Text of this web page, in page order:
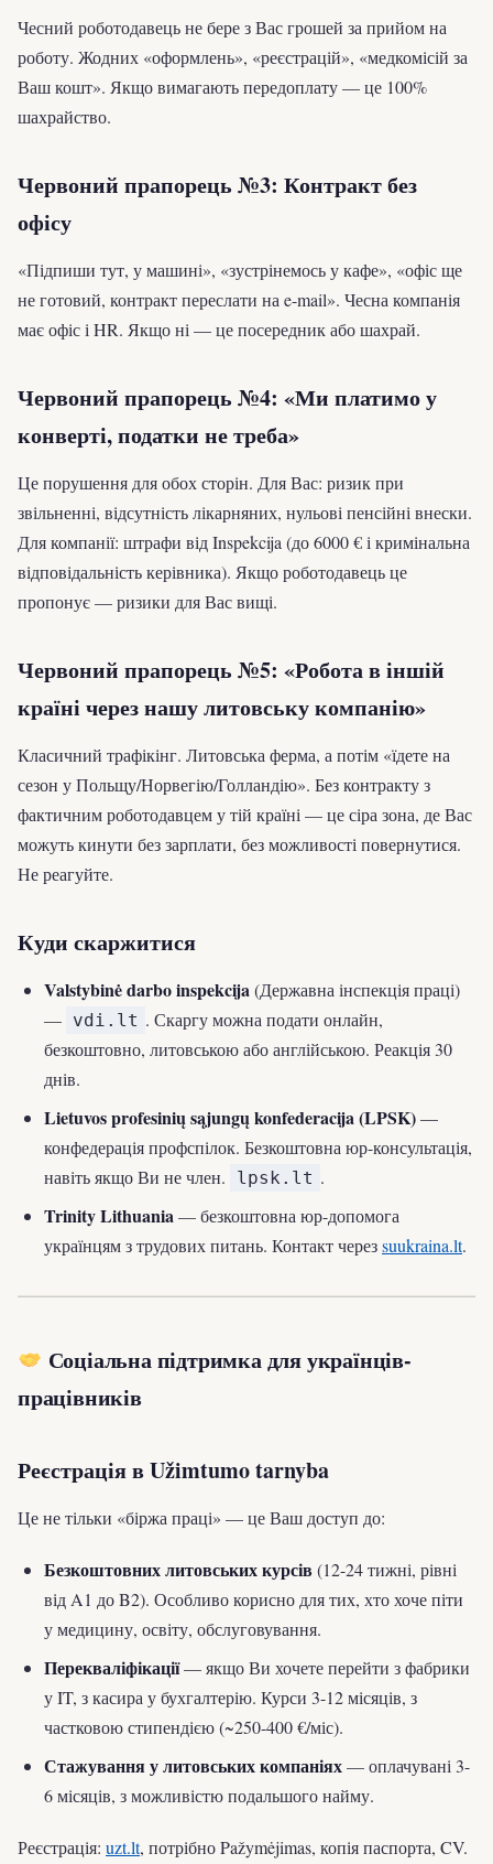
Чесний роботодавець не бере з Вас грошей за прийом на
роботу. Жодних «оформлень», «реєстрацій», «медкомісій за
Ваш кошт». Якщо вимагають передоплату — це 100%
шахрайство.
Червоний прапорець №3: Контракт без
офісу
«Підпиши тут, у машині», «зустрінемось у кафе», «офіс ще
не готовий, контракт переслати на e-mail». Чесна компанія
має офіс і HR. Якщо ні — це посередник або шахрай.
Червоний прапорець №4: «Ми платимо у
конверті, податки не треба»
Це порушення для обох сторін. Для Вас: ризик при
звільненні, відсутність лікарняних, нульові пенсійні внески.
Для компанії: штрафи від Inspekcija (до 6000 € і кримінальна
відповідальність керівника). Якщо роботодавець це
пропонує — ризики для Вас вищі.
Червоний прапорець №5: «Робота в іншій
країні через нашу литовську компанію»
Класичний трафікінг. Литовська ферма, а потім «їдете на
сезон у Польщу/Норвегію/Голландію». Без контракту з
фактичним роботодавцем у тій країні — це сіра зона, де Вас
можуть кинути без зарплати, без можливості повернутися.
Не реагуйте.
Куди скаржитися
Valstybinė darbo inspekcija(Державна інспекція праці)
— vdi.lt . Скаргу можна подати онлайн,
безкоштовно, литовською або англійською. Реакція 30
днів.
Lietuvos profesinių sąjungų konfederacija (LPSK)—
конфедерація профспілок. Безкоштовна юр-консультація,
навіть якщо Ви не член.
lpsk.lt .
Trinity Lithuania— безкоштовна юр-допомога
українцям з трудових питань. Контакт черезsuukraina.lt.
Соціальна підтримка для українців-
працівників
Реєстрація в Užimtumo tarnyba
Це не тільки «біржа праці» — це Ваш доступ до:
Безкоштовних литовських курсів (12-24 тижні, рівні
від A1 до B2). Особливо корисно для тих, хто хоче піти
у медицину, освіту, обслуговування.
Перекваліфікації— якщо Ви хочете перейти з фабрики
у IT, з касира у бухгалтерію. Курси 3-12 місяців, з
частковою стипендією (~250-400 €/міс).
Стажування у литовських компаніях— оплачувані 3-
6 місяців, з можливістю подальшого найму.
Реєстрація: uzt.lt, потрібно Pažymėjimas, копія паспорта, CV.